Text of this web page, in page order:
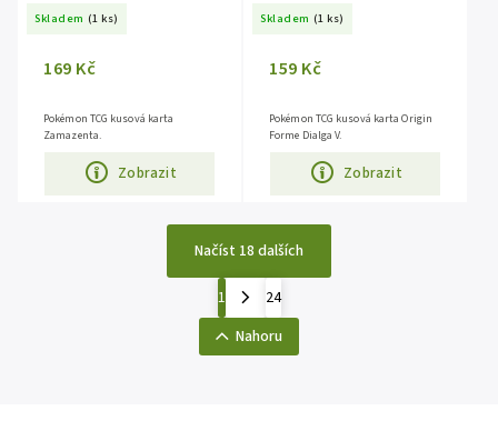
Skladem (1 ks)
169 Kč
Zobrazit
Pokémon TCG kusová karta
Zamazenta.
Skladem (1 ks)
159 Kč
Zobrazit
Pokémon TCG kusová karta Origin
Forme Dialga V.
Načíst 18 dalších
1
24
Nahoru